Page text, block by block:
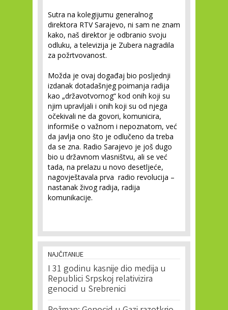
Sutra na kolegijumu generalnog
direktora RTV Sarajevo, ni sam ne znam
kako, naš direktor je odbranio svoju
odluku, a televizija je Zubera nagradila
za požrtvovanost.
Možda je ovaj događaj bio posljednji
izdanak dotadašnjeg poimanja radija
kao „državotvornog“ kod onih koji su
njim upravljali i onih koji su od njega
očekivali ne da govori, komunicira,
informiše o važnom i nepoznatom, već
da javlja ono što je odlučeno da treba
da se zna. Radio Sarajevo je još dugo
bio u državnom vlasništvu, ali se već
tada, na prelazu u novo desetljeće,
nagovještavala prva radio revolucija –
nastanak živog radija, radija
komunikacije.
NAJČITANIJE
I 31 godinu kasnije dio medija u
Republici Srpskoj relativizira
genocid u Srebrenici